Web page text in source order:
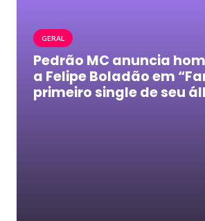
GERAL
Pedrão MC anuncia
a Felipe Boladão em
primeiro single de seu